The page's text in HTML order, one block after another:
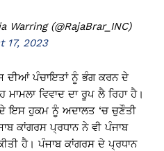
Warring (@RajaBrar_INC)
17, 2023
ਦੀਆਂ ਪੰਚਾਇਤਾਂ ਨੂੰ ਭੰਗ ਕਰਨ ਦੇ
ਵਿਵਾਦ ਦਾ ਰੂਪ ਲੈ ਰਿਹਾ ਹੈ।
ਦੇ ਇਸ ਹੁਕਮ ਨੂੰ ਅਦਾਲਤ ‘ਚ ਚੁਣੌਤੀ
ਕਾਂਗਰਸ ਪ੍ਰਧਾਨ ਨੇ ਵੀ ਪੰਜਾਬ
ਹੈ। ਪੰਜਾਬ ਕਾਂਗਰਸ ਦੇ ਪ੍ਰਧਾਨ